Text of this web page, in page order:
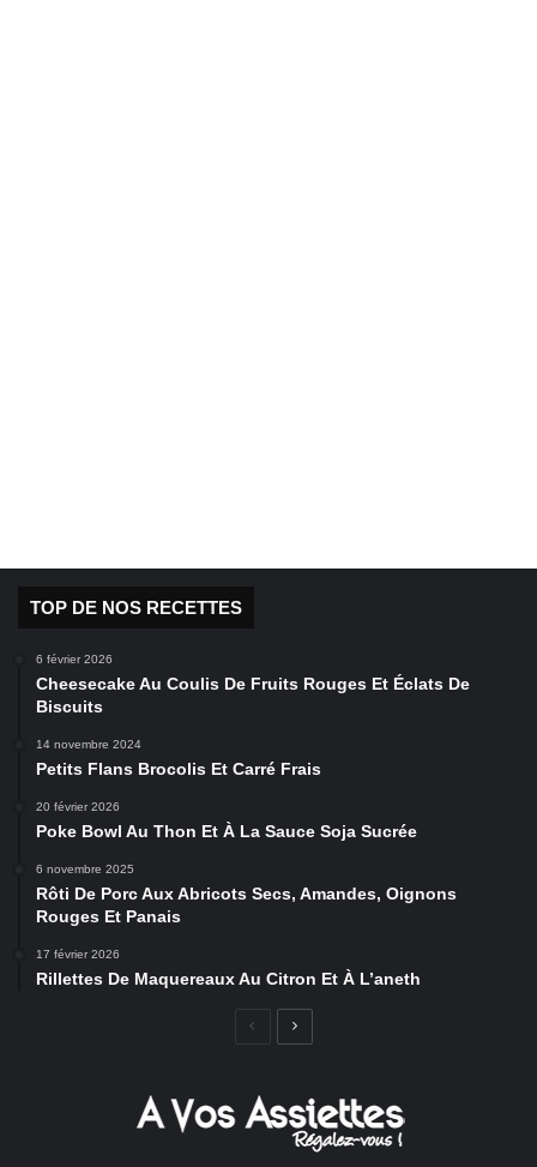
TOP DE NOS RECETTES
6 février 2026
Cheesecake Au Coulis De Fruits Rouges Et Éclats De
Biscuits
14 novembre 2024
Petits Flans Brocolis Et Carré Frais
20 février 2026
Poke Bowl Au Thon Et À La Sauce Soja Sucrée
6 novembre 2025
Rôti De Porc Aux Abricots Secs, Amandes, Oignons
Rouges Et Panais
17 février 2026
Rillettes De Maquereaux Au Citron Et À L’aneth
Page